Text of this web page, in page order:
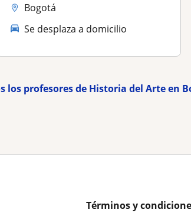
Bogotá
Se desplaza a domicilio
los profesores de Historia del Arte en
Términos y